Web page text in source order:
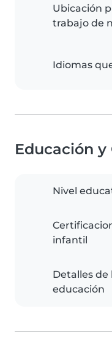
Ubicación
trabajo de
Idiomas
Educación
Nivel
infantil
Detalles de
educación